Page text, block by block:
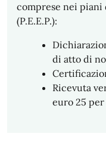
comprese nei piani
(P.E.E.P.):
di atto di
Ricevuta
euro 25